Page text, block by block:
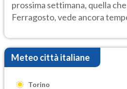
prossima settimana, quella
Ferragosto, vede ancora
Meteo città italiane
Torino